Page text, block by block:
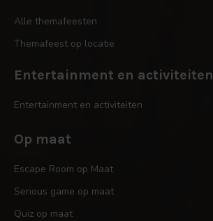
Alle themafeesten
Themafeest op locatie
Entertainment en activiteiten
Entertainment en activiteiten
Op maat
Escape Room op Maat
Serious game op maat
Quiz op maat